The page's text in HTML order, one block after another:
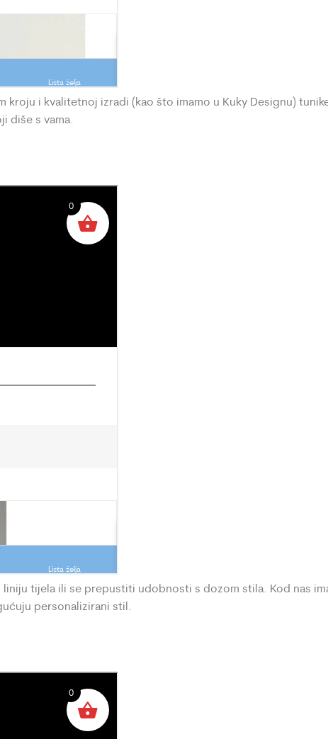
i kvalitetnoj izradi (kao što imamo u Kuky Designu)
diše s vama.
tijela ili se prepustiti udobnosti s dozom stila. Kod nas
personalizirani stil.